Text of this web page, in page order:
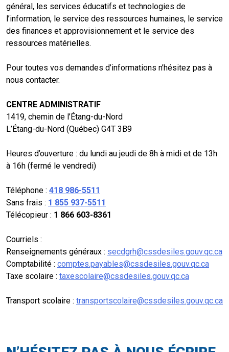
général, les services éducatifs et technologies de
l’information, le service des ressources humaines, le service
des finances et approvisionnement et le service des
ressources matérielles.
Pour toutes vos demandes d’informations n’hésitez pas à
nous contacter.
CENTRE ADMINISTRATIF
1419, chemin de l’Étang-du-Nord
L’Étang-du-Nord (Québec) G4T 3B9
Heures d’ouverture : du lundi au jeudi de 8h à midi et de 13h
à 16h (fermé le vendredi)
Téléphone : 418 986-5511
Sans frais : 1 855 937-5511
Télécopieur : 1 866 603-8361
Courriels :
Renseignements généraux : secdgrh@cssdesiles.gouv.qc.ca
Comptabilité : comptes.payables@cssdesiles.gouv.qc.ca
Taxe scolaire : taxescolaire@cssdesiles.gouv.qc.ca
Transport scolaire : transportscolaire@cssdesiles.gouv.qc.ca